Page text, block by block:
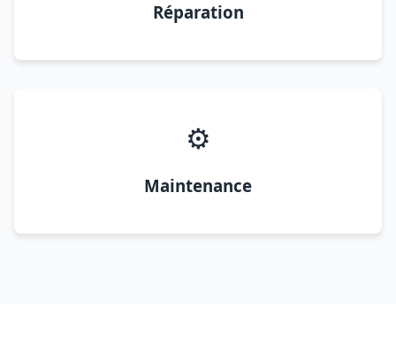
Réparation
⚙️
Maintenance